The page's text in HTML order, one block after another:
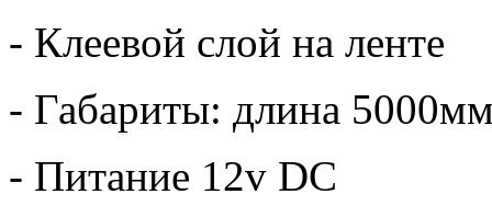
- Клеевой слой на ленте
- Габариты: длина
- Питание 12v DC